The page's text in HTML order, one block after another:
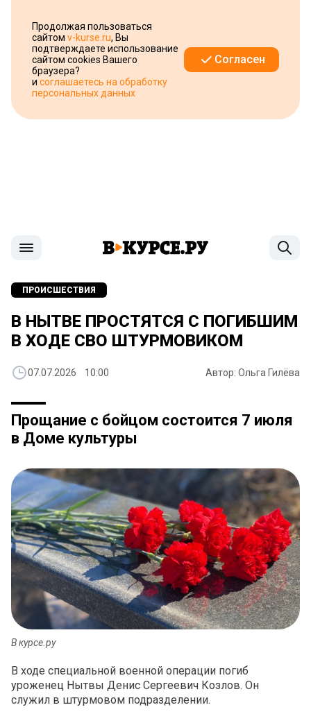
Продолжая пользоваться
сайтом v-kurse.ru, Вы
подтверждаете использование
сайтом cookies Вашего
браузера?
и соглашаетесь на обработку
персональных данных
Согласен
ПРОИСШЕСТВИЯ
В НЫТВЕ ПРОСТЯТСЯ С ПОГИБШИМ
В ХОДЕ СВО ШТУРМОВИКОМ
07.07.2026 10:00 Автор: Ольга Гилёва
Прощание с бойцом состоится 7 июля
в Доме культуры
В курсе.ру
В ходе специальной военной операции погиб
уроженец Нытвы Денис Сергеевич Козлов. Он
служил в штурмовом подразделении.